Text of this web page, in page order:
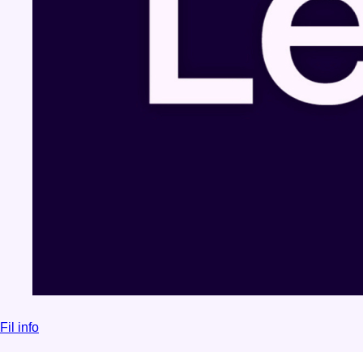
Fil info